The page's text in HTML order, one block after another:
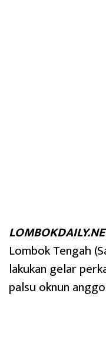
Lombok Tengah
lakukan gelar
palsu oknun